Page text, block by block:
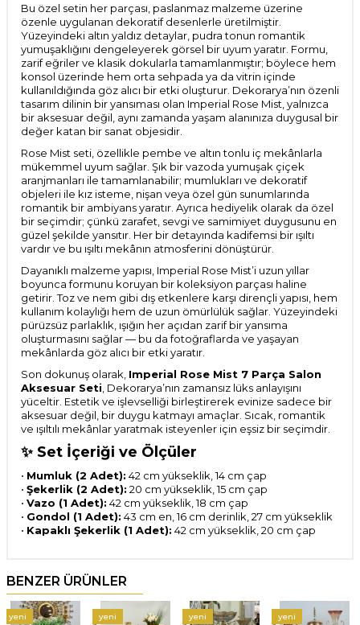
Bu özel setin her parçası, paslanmaz malzeme üzerine
özenle uygulanan dekoratif desenlerle üretilmiştir.
Yüzeyindeki altın yaldız detaylar, pudra tonun romantik
yumuşaklığını dengeleyerek görsel bir uyum yaratır. Formu,
zarif eğriler ve klasik dokularla tamamlanmıştır; böylece hem
konsol üzerinde hem orta sehpada ya da vitrin içinde
kullanıldığında göz alıcı bir etki oluşturur. Dekorarya’nın özenli
tasarım dilinin bir yansıması olan Imperial Rose Mist, yalnızca
bir aksesuar değil, aynı zamanda yaşam alanınıza duygusal bir
değer katan bir sanat objesidir.
Rose Mist seti, özellikle pembe ve altın tonlu iç mekânlarla
mükemmel uyum sağlar. Şık bir vazoda yumuşak çiçek
aranjmanları ile tamamlanabilir; mumlukları ve dekoratif
objeleri ile kız isteme, nişan veya özel gün sunumlarında
romantik bir ambiyans yaratır. Ayrıca hediyelik olarak da özel
bir seçimdir; çünkü zarafet, sevgi ve samimiyet duygusunu en
güzel şekilde yansıtır. Her bir detayında kadifemsi bir ışıltı
vardır ve bu ışıltı mekânın atmosferini dönüştürür.
Dayanıklı malzeme yapısı, Imperial Rose Mist’i uzun yıllar
boyunca formunu koruyan bir koleksiyon parçası haline
getirir. Toz ve nem gibi dış etkenlere karşı dirençli yapısı, hem
kullanım kolaylığı hem de uzun ömürlülük sağlar. Yüzeyindeki
pürüzsüz parlaklık, ışığın her açıdan zarif bir yansıma
oluşturmasını sağlar — bu da fotoğraflarda ve yaşayan
mekânlarda göz alıcı bir etki yaratır.
Son dokunuş olarak, Imperial Rose Mist 7 Parça Salon
Aksesuar Seti , Dekorarya’nın zamansız lüks anlayışını
yüceltir. Estetik ve işlevselliği birleştirerek evinize sadece bir
aksesuar değil, bir duygu katmayı amaçlar. Sıcak, romantik
ve ışıltılı mekânlar yaratmak isteyenler için eşsiz bir seçimdir.
✨Set İçeriği ve Ölçüler
• Mumluk (2 Adet): 42 cm yükseklik, 14 cm çap
• Şekerlik (2 Adet): 20 cm yükseklik, 15 cm çap
• Vazo (1 Adet): 42 cm yükseklik, 18 cm çap
• Gondol (1 Adet): 43 cm en, 16 cm derinlik, 27 cm yükseklik
• Kapaklı Şekerlik (1 Adet): 42 cm yükseklik, 20 cm çap
BENZER ÜRÜNLER
yeni yeni yeni yeni